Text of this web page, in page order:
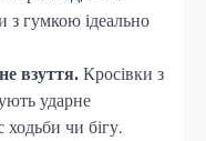
з гумкою ідеально
взуття.Кросівки з
ударне
чи бігу.